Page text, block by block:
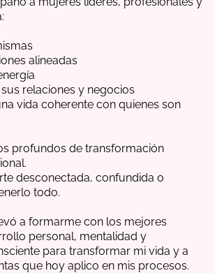
alineadas
relaciones y negocios
vida coherente con quienes son
profundos de transformación
desconectada, confundida o
todo.
a formarme con los mejores
personal, mentalidad y
para transformar mi vida y a
que hoy aplico en mis procesos.